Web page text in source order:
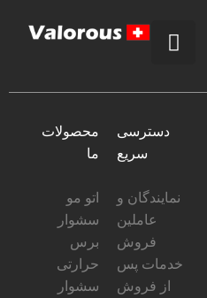
محصولات
ما
اتو مو
سشوار
برس
حرارتی
سشوار
دسترسی
سریع
نمایندگان و
عاملین
فروش
خدمات پس
از فروش